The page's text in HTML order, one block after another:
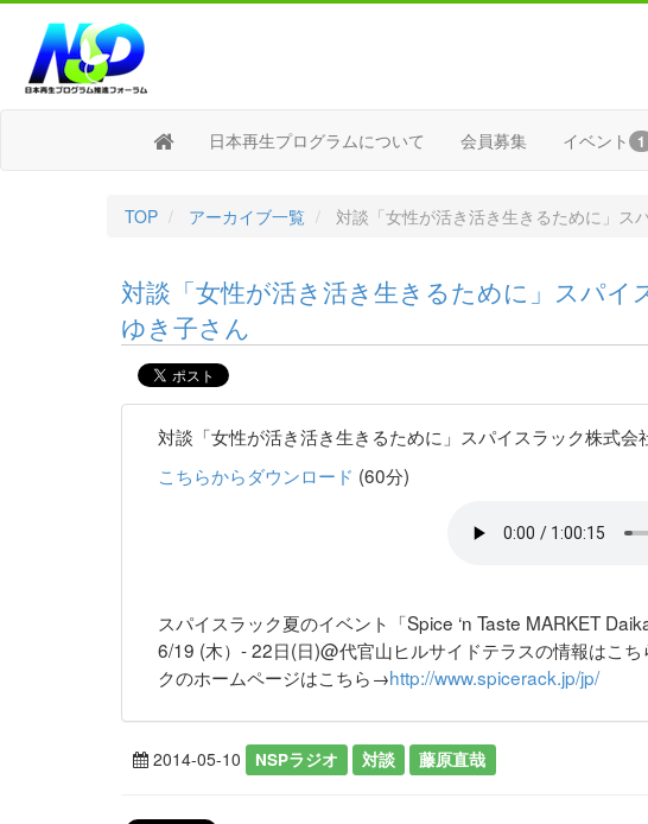
日本再生プログラムについて 会員募集 イベント 1
TOP アーカイブ一覧 対談「女性が活き活き生きるために」
対談「女性が活き活き生きるために」スパ
ゆき子さん
対談「女性が活き活き生きるために」スパイスラック株式
こちらからダウンロード (60分)
スパイスラック夏のイベント「Spice ‘n Taste MARKET
6/19 (木）- 22日(日)@代官山ヒルサイドテラスの情報はこ
クのホームページはこちら→http://www.spicerack.jp/jp/
2014-05-10 NSPラジオ 対談 藤原直哉